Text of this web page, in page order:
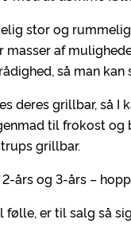
stor og
masser af
så man kan
deres grillbar, så I
til frokost og
grillbar.
års og 3-års –
følle, er til salg så